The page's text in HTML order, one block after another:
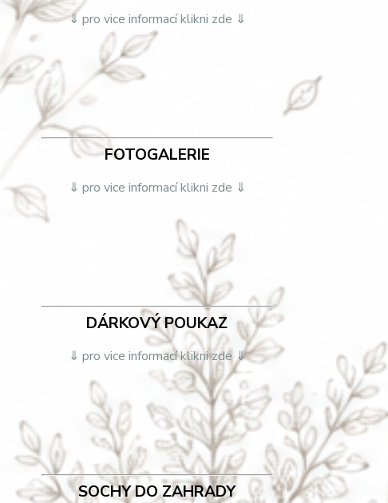
⇓ pro vice informací klikni zde ⇓
FOTOGALERIE
⇓ pro vice informací klikni zde ⇓
DÁRKOVÝ POUKAZ
⇓ pro vice informací klikni zde ⇓
SOCHY DO ZAHRADY